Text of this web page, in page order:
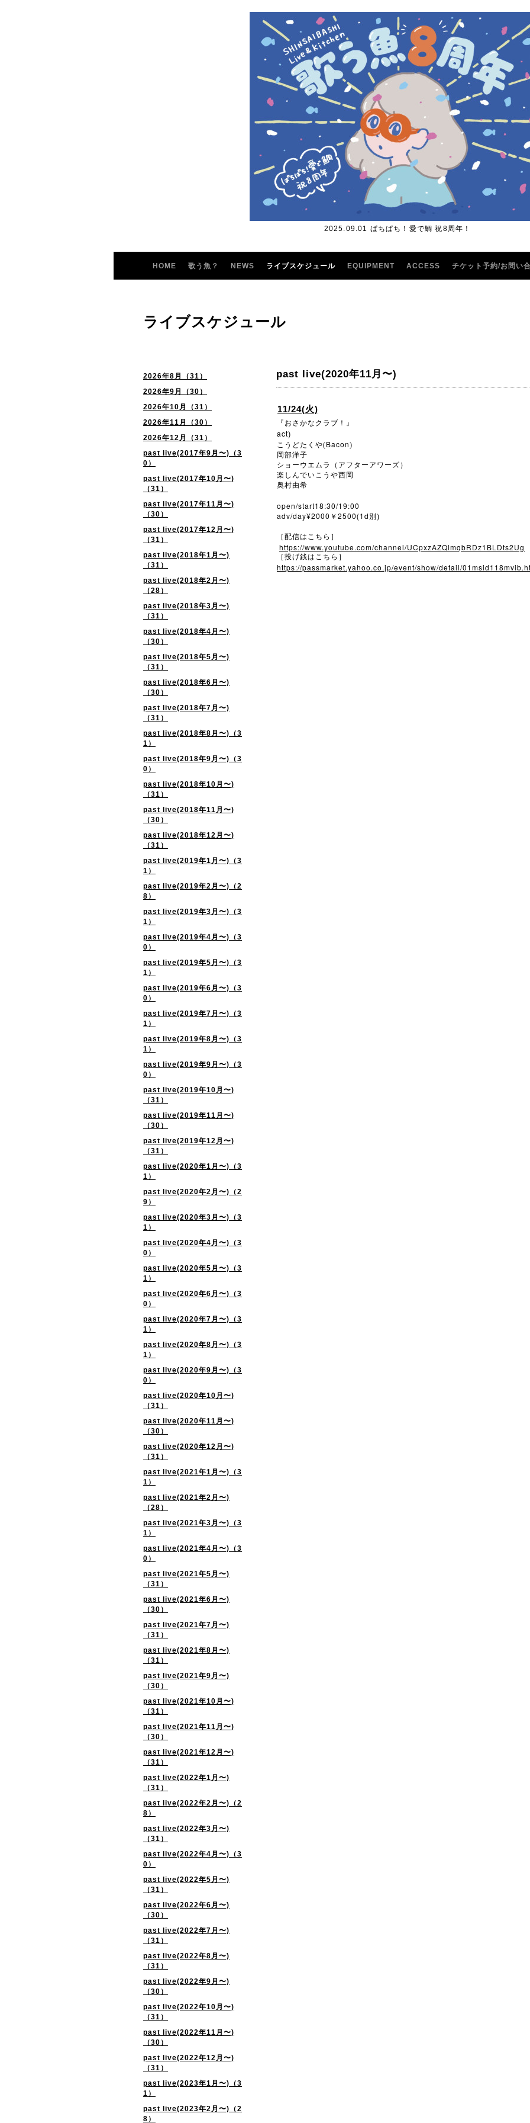
2025.09.01 ぱちぱち！愛で鯛 祝8周年！
HOME 歌う魚？ NEWS ライブスケジュール EQUIPMENT ACCESS チケット予約/お問い
2026年8月（31）
2026年9月（30）
2026年10月（31）
2026年11月（30）
2026年12月（31）
past live(2017年9月〜)（3
0）
past live(2017年10月〜)
（31）
past live(2017年11月〜)
（30）
past live(2017年12月〜)
（31）
past live(2018年1月〜)
（31）
past live(2018年2月〜)
（28）
past live(2018年3月〜)
（31）
past live(2018年4月〜)
（30）
past live(2018年5月〜)
（31）
past live(2018年6月〜)
（30）
past live(2018年7月〜)
（31）
past live(2018年8月〜)（3
1）
past live(2018年9月〜)（3
0）
past live(2018年10月〜)
（31）
past live(2018年11月〜)
（30）
past live(2018年12月〜)
（31）
past live(2019年1月〜)（3
1）
past live(2019年2月〜)（2
8）
past live(2019年3月〜)（3
1）
past live(2019年4月〜)（3
0）
past live(2019年5月〜)（3
1）
past live(2019年6月〜)（3
0）
past live(2019年7月〜)（3
1）
past live(2019年8月〜)（3
1）
past live(2019年9月〜)（3
0）
past live(2019年10月〜)
（31）
past live(2019年11月〜)
（30）
past live(2019年12月〜)
（31）
past live(2020年1月〜)（3
1）
past live(2020年2月〜)（2
9）
past live(2020年3月〜)（3
1）
past live(2020年4月〜)（3
0）
past live(2020年5月〜)（3
1）
past live(2020年6月〜)（3
0）
past live(2020年7月〜)（3
1）
past live(2020年8月〜)（3
1）
past live(2020年9月〜)（3
0）
past live(2020年10月〜)
（31）
past live(2020年11月〜)
（30）
past live(2020年12月〜)
（31）
past live(2021年1月〜)（3
1）
past live(2021年2月〜)
（28）
past live(2021年3月〜)（3
1）
past live(2021年4月〜)（3
0）
past live(2021年5月〜)
（31）
past live(2021年6月〜)
（30）
past live(2021年7月〜)
（31）
past live(2021年8月〜)
（31）
past live(2021年9月〜)
（30）
past live(2021年10月〜)
（31）
past live(2021年11月〜)
（30）
past live(2021年12月〜)
（31）
past live(2022年1月〜)
（31）
past live(2022年2月〜)（2
8）
past live(2022年3月〜)
（31）
past live(2022年4月〜)（3
0）
past live(2022年5月〜)
（31）
past live(2022年6月〜)
（30）
past live(2022年7月〜)
（31）
past live(2022年8月〜)
（31）
past live(2022年9月〜)
（30）
past live(2022年10月〜)
（31）
past live(2022年11月〜)
（30）
past live(2022年12月〜)
（31）
past live(2023年1月〜)（3
1）
past live(2023年2月〜)（2
8）
ライブスケジュール
past live(2020年11月〜)
11/24(火)
『おさかなクラブ！』
act)
こうどたくや(Bacon)
岡部洋子
ショーウエムラ（アフターアワーズ）
楽しんでいこうや西岡
奥村由希
open/start18:30/19:00
adv/day¥2000 ￥ 2500(1d 別)
［配信はこちら］
https://www.youtube.com/channel/UCpxzAZQlmqbRDz1BLDts2Ug
［投げ銭はこちら］
https://passmarket.yahoo.co.jp/event/show/detail/